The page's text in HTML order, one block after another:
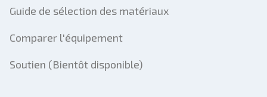
Guide de sélection des matériaux
Comparer l'équipement
Soutien (Bientôt disponible)